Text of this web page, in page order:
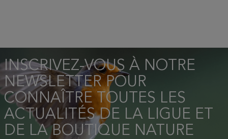
INSCRIVEZ-VOUS À NOTRE
NEWSLETTER POUR
CONNAÎTRE TOUTES LES
ACTUALITÉS DE LA LIGUE ET
DE LA BOUTIQUE NATURE